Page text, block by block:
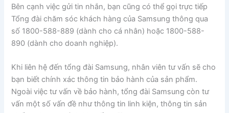
Bên cạnh việc gửi tin nhắn, bạn cũng có thể gọi trực tiếp
Tổng đài chăm sóc khách hàng của Samsung thông qua
số 1800-588-889 (dành cho cá nhân) hoặc 1800-588-
890 (dành cho doanh nghiệp).
Khi liên hệ đến tổng đài Samsung, nhân viên tư vấn sẽ cho
bạn biết chính xác thông tin bảo hành của sản phẩm.
Ngoài việc tư vấn về bảo hành, tổng đài Samsung còn tư
vấn một số vấn đề như thông tin linh kiện, thông tin sản